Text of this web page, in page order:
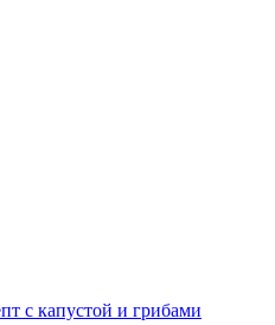
с капустой и грибами